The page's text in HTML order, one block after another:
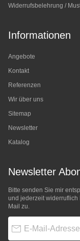
Widerrufsbelehrung /
Informationen
Angebote
Kontakt
Referenzen
Wir über uns
Sitemap
Newsletter
Katalog
Newsletter
Bitte senden Sie mir
und jederzeit widerruflich
Mail zu.